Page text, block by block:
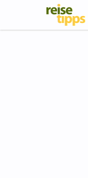
Skip to Content